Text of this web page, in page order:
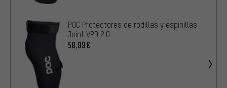
POC Protectores de rodillas y espinillas
Joint VPD 2.0
58,99€